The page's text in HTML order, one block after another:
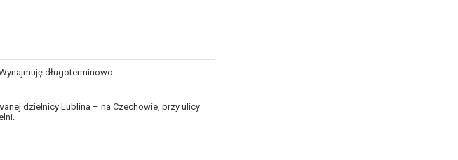
długoterminowo
dzielnicy Lublina – na Czechowie, przy ulicy